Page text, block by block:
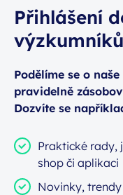
Přihlášení
výzkumníků
Podělíme se o
pravidelně
Dozvíte se
Praktické rady,
shop či aplikaci
Novinky,